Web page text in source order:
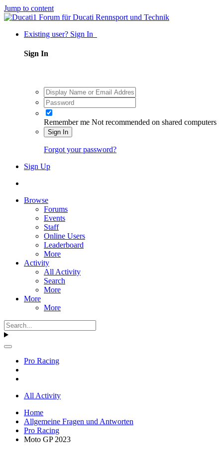
Jump to content
Existing user? Sign In
Sign In
Remember me Not recommended on shared computers
Sign In
Forgot your password?
Sign Up
Browse
Forums
Events
Staff
Online Users
Leaderboard
More
Activity
All Activity
Search
More
More
More
Pro Racing
All Activity
Home
Allgemeine Fragen und Antworten
Pro Racing
Moto GP 2023